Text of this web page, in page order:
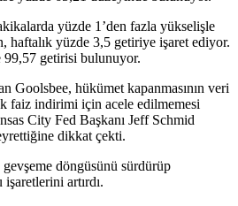
yüzde 1’den fazla yükselişle
haftalık yüzde 3,5 getiriye işaret ediyor.
99,57 getirisi bulunuyor.
Goolsbee, hükümet kapanmasının veri
faiz indirimi için acele edilmemesi
City Fed Başkanı Jeff Schmid
dikkat çekti.
gevşeme döngüsünü sürdürüp
artırdı.